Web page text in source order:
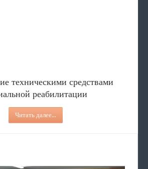
техническими средствами
реабилитации
Читать далее...